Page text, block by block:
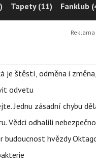
Tapety (11) Fanklub
je štěstí, odměna i
odvetu
Jednu zásadní chybu
Vědci odhalili
hvězdy